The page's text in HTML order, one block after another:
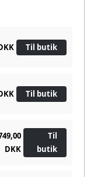
Til butik
Til butik
DKK
Til
butik